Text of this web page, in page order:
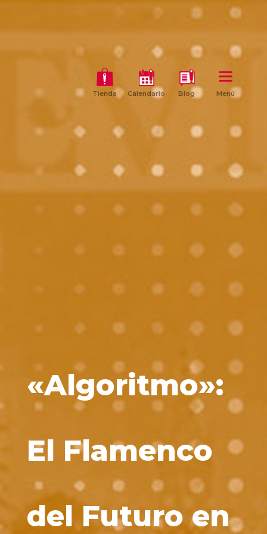
Tienda Calendario Blog Menú
«Algoritmo»:
El Flamenco
del Futuro en